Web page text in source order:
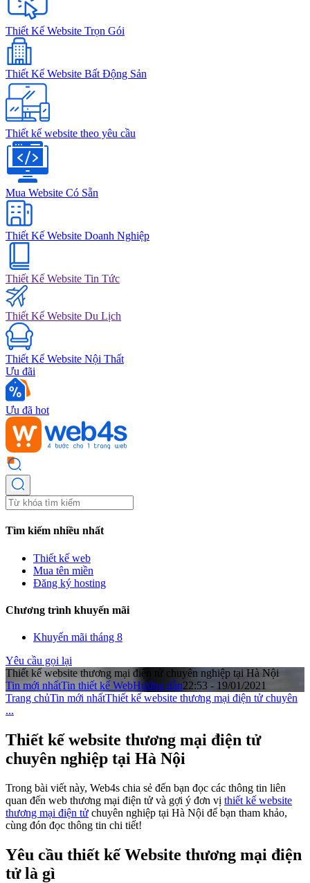
Thiết Kế Website Trọn Gói
Thiết Kế Website Bất Động Sản
Thiết kế website theo yêu cầu
Mua Website Có Sẵn
Thiết Kế Website Doanh Nghiệp
Thiết Kế Website Tin Tức
Thiết Kế Website Du Lịch
Thiết Kế Website Nội Thất
Ưu đãi
Ưu đã hot
Tìm kiếm nhiều nhất
Thiết kế web
Mua tên miền
Đăng ký hosting
Chương trình khuyến mãi
Khuyến mãi tháng 8
Yêu cầu gọi lại
Thiết kế website thương mại điện tử chuyên nghiệp tại Hà Nội
Tin mới nhấtTin thiết kế WebHướng dẫn22:53 - 19/01/2021
Trang chủTin mới nhấtThiết kế website thương mại điện tử chuyên
...
Thiết kế website thương mại điện tử
chuyên nghiệp tại Hà Nội
Trong bài viết này, Web4s chia sẻ đến bạn đọc các thông tin liên
quan đến web thương mại điện tử và gợi ý đơn vị thiết kế website
thương mại điện tử chuyên nghiệp tại Hà Nội để bạn tham khảo,
cùng đón đọc thông tin chi tiết!
Yêu cầu thiết kế Website thương mại điện
tử là gì